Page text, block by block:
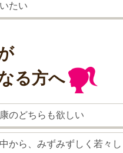
たい
る方へ
のどちらも欲しい
から、みずみずしく若々